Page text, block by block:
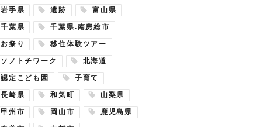
岩手県 遺跡 富山県
千葉県 千葉県.南房総市
お祭り 移住体験ツアー
ソノトチワーク 北海道
認定こども園 子育て
長崎県 和気町 山梨県
甲州市 岡山市 鹿児島県